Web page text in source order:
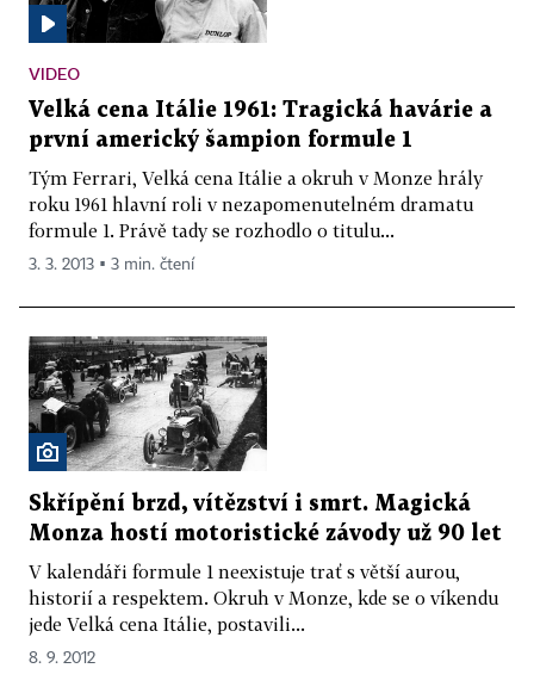
VIDEO
Velká cena Itálie 1961: Tragická havárie a
první americký šampion formule 1
Tým Ferrari, Velká cena Itálie a okruh v Monze hrály
roku 1961 hlavní roli v nezapomenutelném dramatu
formule 1. Právě tady se rozhodlo o titulu...
3. 3. 2013 ▪ 3 min. čtení
Skřípění brzd, vítězství i smrt. Magická
Monza hostí motoristické závody už 90 let
V kalendáři formule 1 neexistuje trať s větší aurou,
historií a respektem. Okruh v Monze, kde se o víkendu
jede Velká cena Itálie, postavili...
8. 9. 2012